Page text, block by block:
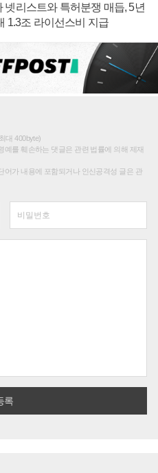
넷리스트와 특허분쟁 매듭, 5년
1.3조 라이선스비 지급
대 400byte)
를 훼손하는 댓글은 관련 법률에 의해 제재
어가 내용에 포함되거나 인신공격성 글은 관